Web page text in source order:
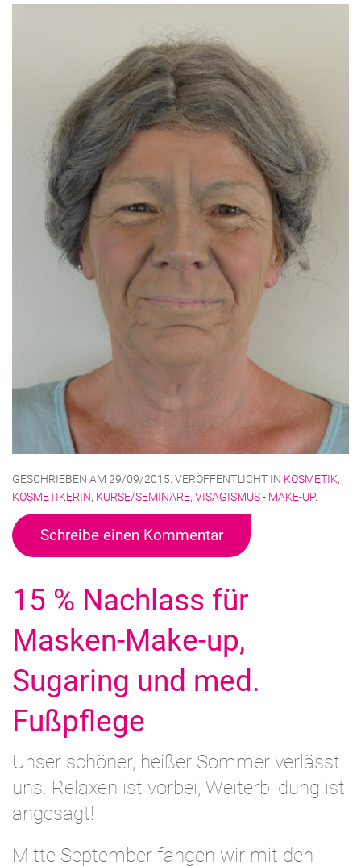
GESCHRIEBEN AM 29/09/2015 . VERÖFFENTLICHT IN KOSMETIK,
KOSMETIKERIN, KURSE/SEMINARE, VISAGISMUS - MAKE-UP.
Schreibe einen Kommentar
15 % Nachlass für
Masken-Make-up,
Sugaring und med.
Fußpflege
Unser schöner, heißer Sommer verlässt
uns. Relaxen ist vorbei, Weiterbildung ist
angesagt!
Mitte September fangen wir mit den